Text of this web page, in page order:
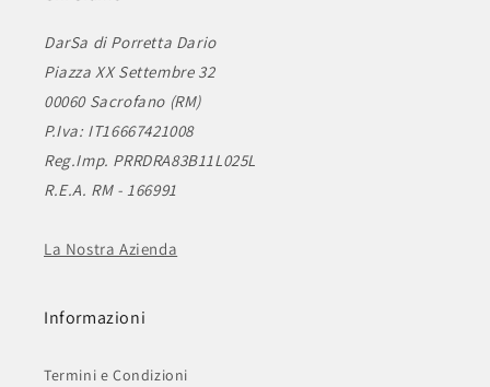
DarSa di Porretta Dario
Piazza XX Settembre 32
00060 Sacrofano (RM)
P.Iva: IT16667421008
Reg.Imp. PRRDRA83B11L025L
R.E.A. RM - 166991
La Nostra Azienda
Informazioni
Termini e Condizioni